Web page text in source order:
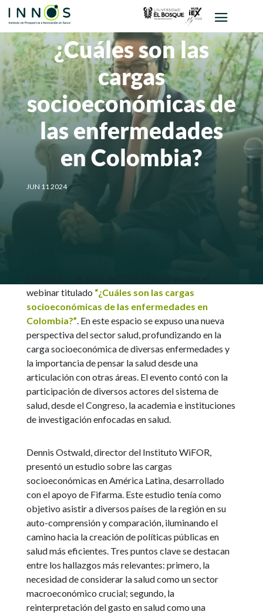
¿Cuáles son las
cargas
socioeconómicas de
las enfermedades
en Colombia?
JUN 11 2024
webinar titulado “¿Cuáles son las cargas
socioeconómicas de las enfermedades en
Colombia?”. En este espacio se expuso una nueva
perspectiva del sector salud, profundizando en la
carga socioeconómica de diversas enfermedades y
la importancia de pensar la salud desde una
articulación con otras áreas. El evento contó con la
participación de diversos actores del sistema de
salud, desde el Congreso, la academia e instituciones
de investigación enfocadas en salud.
Dennis Ostwald, director del Instituto WiFOR,
presentó un estudio sobre las cargas
socioeconómicas en América Latina, desarrollado
con el apoyo de Fifarma. Este estudio tenía como
objetivo asistir a diversos países de la región en su
auto-comprensión y comparación, iluminando el
camino hacia la creación de políticas públicas en
salud más eficientes. Tres puntos clave se destacan
entre los hallazgos más relevantes: primero, la
necesidad de considerar la salud como un sector
macroeconómico crucial; segundo, la
reinterpretación del gasto en salud como una